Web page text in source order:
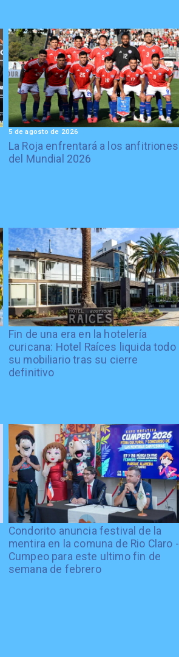
La Roja enfrentará a los anfitriones
del Mundial 2026
5 de agosto de 2026
Fin de una era en la hotelería
curicana: Hotel Raíces liquida todo
su mobiliario tras su cierre
definitivo
Condorito anuncia festival de la
mentira en la comuna de Rio Claro -
Cumpeo para este ultimo fin de
semana de febrero